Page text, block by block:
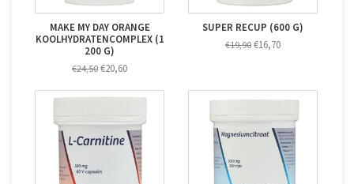
MAKE MY DAY ORANGE
KOOLHYDRATENCOMPLEX (1
200 G)
€24,50 €20,60
SUPER RECUP (600 G)
€19,90 €16,70